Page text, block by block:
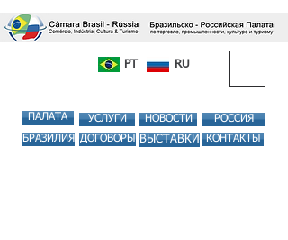
PT RU
ПАЛАТА УСЛУГИ НОВОСТИ
РОССИЯ
БРАЗИЛИЯ ДОГОВОРЫ ВЫСТАВКИ КОНТАКTЫ